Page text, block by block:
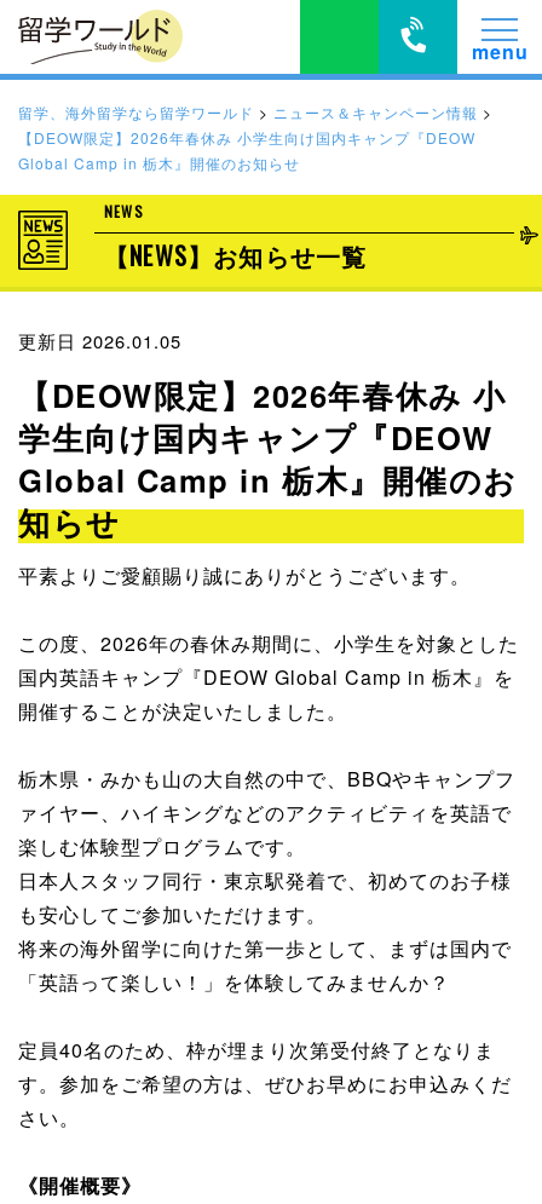
留学、海外留学なら留学ワールド > ニュース＆キャンペーン情報 >
【DEOW限定】2026年春休み 小学生向け国内キャンプ『DEOW
Global Camp in 栃木』開催のお知らせ
NEWS
【NEWS】お知らせ一覧
更新日 2026.01.05
【DEOW限定】2026年春休み 小
学生向け国内キャンプ『DEOW
Global Camp in 栃木』開催のお
知らせ
平素よりご愛顧賜り誠にありがとうございます。
この度、2026年の春休み期間に、小学生を対象とした
国内英語キャンプ『DEOW Global Camp in 栃木』を
開催することが決定いたしました。
栃木県・みかも山の大自然の中で、BBQやキャンプフ
ァイヤー、ハイキングなどのアクティビティを英語で
楽しむ体験型プログラムです。
日本人スタッフ同行・東京駅発着で、初めてのお子様
も安心してご参加いただけます。
将来の海外留学に向けた第一歩として、まずは国内で
「英語って楽しい！」を体験してみませんか？
定員40名のため、枠が埋まり次第受付終了となりま
す。参加をご希望の方は、ぜひお早めにお申込みくだ
さい。
《開催概要》